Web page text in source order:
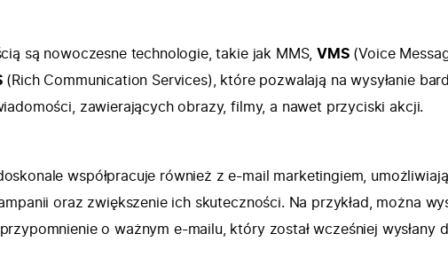
są nowoczesne technologie, takie jak MMS,VMS(Voice
(Rich Communication Services), które pozwalają na wysyłanie
zawierających obrazy, filmy, a nawet przyciski akcji.
współpracuje również z e-mail marketingiem,
oraz zwiększenie ich skuteczności. Na przykład, można
o ważnym e-mailu, który został wcześniej wysłany